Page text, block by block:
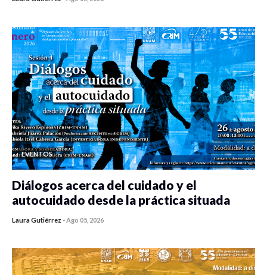
EVENTOS
Diálogos acerca del cuidado y el
autocuidado desde la práctica situada
Laura Gutiérrez -Ago 05, 2026